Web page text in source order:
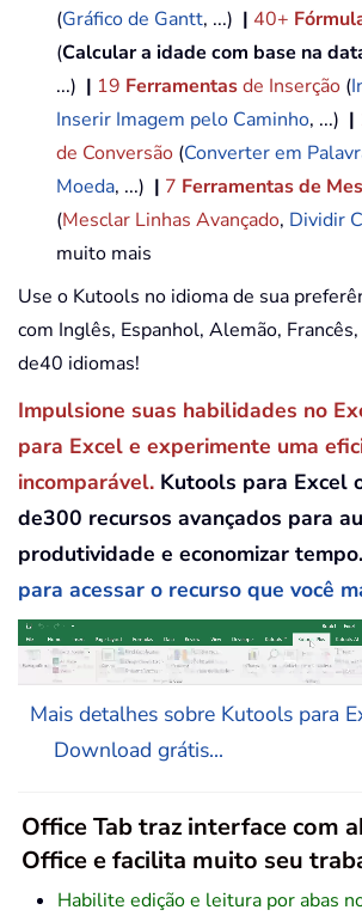
(Gráfico de Gantt, ...) | 40+
(Calcular a idade com base na
...) | 19 Ferramentasde Inserção (
Inserir Imagem pelo Caminho, ...) |
de Conversão (Converter em
Moeda, ...) | 7 Ferramentas de
(Mesclar Linhas Avançado, Dividir
muito mais
Use o Kutools no idioma de sua
com Inglês, Espanhol, Alemão,
de40 idiomas!
Impulsione suas habilidades no
para Excel e experimente uma
incomparável. Kutools para Excel
de300 recursos avançados para
produtividade e economizar tempo.
para acessar o recurso que você
Mais detalhes sobre Kutools para
Download grátis...
Office Tab traz interface com
Office e facilita muito seu
Habilite edição e leitura por abas